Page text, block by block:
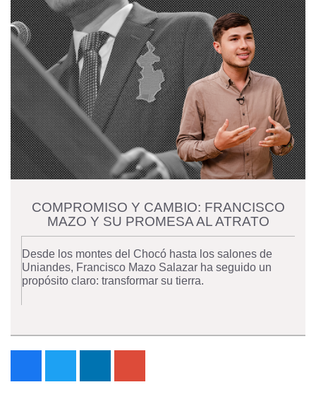
COMPROMISO Y CAMBIO: FRANCISCO
MAZO Y SU PROMESA AL ATRATO
Desde los montes del Chocó hasta los salones de
Uniandes, Francisco Mazo Salazar ha seguido un
propósito claro: transformar su tierra.